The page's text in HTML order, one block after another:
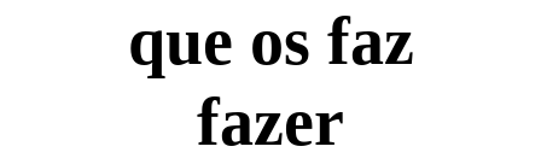
que os faz
fazer